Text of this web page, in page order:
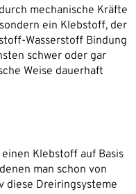
mechanische Kräfte
ein Klebstoff, der
Wasserstoff Bindung
schwer oder gar
Weise dauerhaft
Klebstoff auf Basis
man schon von
diese Dreiringsysteme